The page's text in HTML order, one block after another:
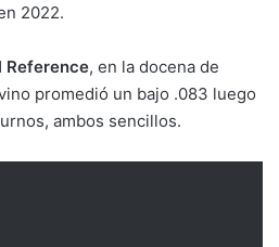
2022.
Reference, en la docena de
promedió un bajo .083 luego
ambos sencillos.